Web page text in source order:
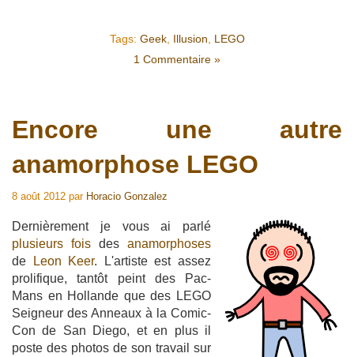
Tags: Geek, Illusion
LEGO
1 Commentaire »
Encore une autre
anamorphose LEGO
8 août 2012 par Horacio Gonzalez
Dernièrement je vous ai parlé
plusieurs fois des anamorphoses
de
Leon Keer. L'artiste est assez
prolifique, tantôt peint des Pac-
Mans en Hollande que des LEGO
Seigneur des Anneaux à la Comic-
Con de San Diego, et en plus il
poste des photos de son travail sur